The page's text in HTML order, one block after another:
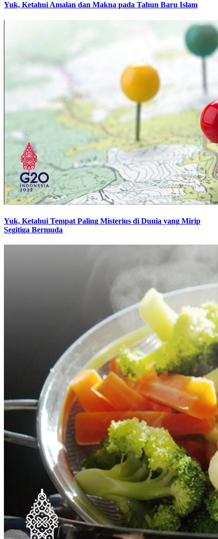
Yuk, Ketahui Amalan dan Makna pada Tahun Baru Islam
Yuk, Ketahui Tempat Paling Misterius di Dunia yang Mirip
Segitiga Bermuda